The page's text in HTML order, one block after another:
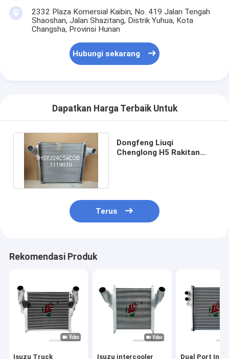
2332 Plaza Komersial Kaibin, No. 419 Jalan Tengah
Shaoshan, Jalan Shazitang, Distrik Yuhua, Kota
Changsha, Provinsi Hunan
Hubungi sekarang
Dapatkan Harga Terbaik Untuk
Dongfeng Liuqi
Chenglong H5 Rakitan
Terus
Rekomendasi Produk
Isuzu Truck Isuzu intercooler Dual Port